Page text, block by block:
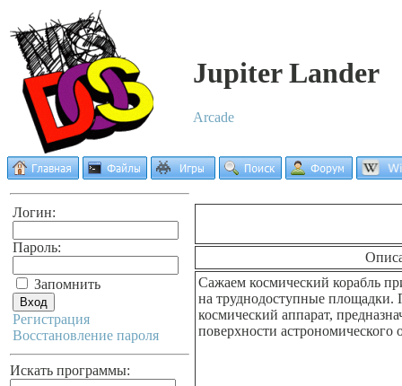
Jupiter Lander
Arcade
Логин:
Пароль:
Запомнить
Регистрация
Восстановление пароля
Искать программы:
Сажаем космический корабль
на труднодоступные
космический аппарат,
поверхности астрономического